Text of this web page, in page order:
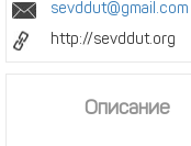
sevddut@gmail.com
http://sevddut.org
Описание